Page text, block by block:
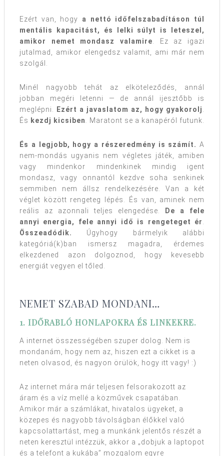
Ezért van, hogy a nettó időfelszabadításon túl
mentális kapacitást, és lelki súlyt is leteszel,
amikor nemet mondasz valamire. Ez az igazi
jutalmad, amikor elengedsz valamit, ami már nem
szolgál.
Minél nagyobb tehát az elköteleződés, annál
jobban megéri letenni — de annál ijesztőbb is
meglépni.
Ezért a javaslatom az, hogy gyakorolj.
És kezdj kicsiben. Maratont se a kanapéról futunk.
És a legjobb, hogy a részeredmény is számít. A
nem-mondás ugyanis nem végletes játék, amiben
vagy mindenkor mindenkinek mindig igent
mondasz, vagy onnantól kezdve soha senkinek
semmiben nem állsz rendelkezésére. Van a két
véglet között rengeteg lépés. És van, aminek nem
reális az azonnali teljes elengedése.
De a fele
annyi energia, fele annyi idő is rengeteget ér.
Összeadódik.
Úgyhogy bármelyik alábbi
kategóriá(k)ban ismersz magadra, érdemes
elkezdened azon dolgoznod, hogy kevesebb
energiát vegyen el tőled.
NEMET SZABAD MONDANI…
1. IDŐRABLÓ HONLAPOKRA ÉS LINKEKRE.
A internet összességében szuper dolog. Nem is
mondanám, hogy nem az, hiszen ezt a cikket is a
neten olvasod, és nagyon örülök, hogy itt vagy! :)
Az internet mára már teljesen felsorakozott az
áram és a víz mellé a közművek csapatában.
Amikor már a számlákat, hivatalos ügyeket, a
közepes és nagyobb távolságban élőkkel való
kapcsolattartást, meg a munkánk jelentős részét a
neten keresztül intézzük, akkor a „dobjuk a laptopot
és a telefont a kukába” mozgalom egyre